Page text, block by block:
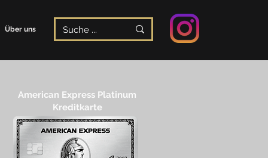
Über uns
American Express Platinum
Kreditkarte